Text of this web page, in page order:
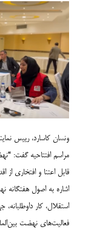
ونسان کاسارد، رییس
مراسم افتتاحیه گفت:
قابل اعتنا و افتخاری از
اشاره به اصول
استقلال، کار
فعالیت‌های نهضت